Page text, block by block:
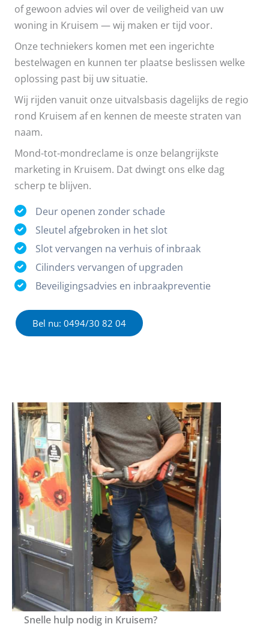
of gewoon advies wil over de veiligheid van uw
woning in Kruisem — wij maken er tijd voor.
Onze techniekers komen met een ingerichte
bestelwagen en kunnen ter plaatse beslissen welke
oplossing past bij uw situatie.
Wij rijden vanuit onze uitvalsbasis dagelijks de regio
rond Kruisem af en kennen de meeste straten van
naam.
Mond-tot-mondreclame is onze belangrijkste
marketing in Kruisem. Dat dwingt ons elke dag
scherp te blijven.
Deur openen zonder schade
Sleutel afgebroken in het slot
Slot vervangen na verhuis of inbraak
Cilinders vervangen of upgraden
Beveiligingsadvies en inbraakpreventie
Bel nu: 0494/30 82 04
Snelle hulp nodig in Kruisem?